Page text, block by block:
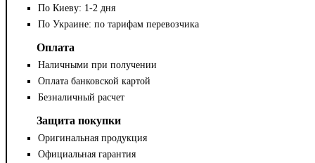
По Киеву: 1-2 дня
По Украине: по тарифам перевозчика
Оплата
Наличными при получении
Оплата банковской картой
Безналичный расчет
Защита покупки
Оригинальная продукция
Официальная гарантия